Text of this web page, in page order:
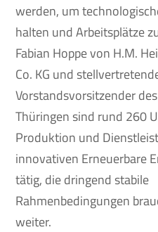
werden, um
halten und Arbeitsplätze
Fabian Hoppe von H.M.
Co. KG und
Vorstandsvorsitzender des
Thüringen sind rund 260
Produktion und
innovativen Erneuerbare
tätig, die dringend stabile
Rahmenbedingungen
weiter.